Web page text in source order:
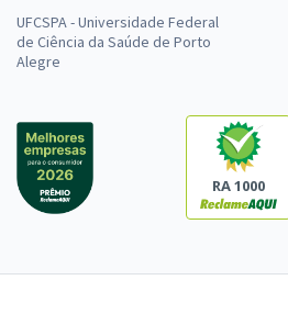
UFCSPA - Universidade Federal
de Ciência da Saúde de Porto
Alegre
RA 1000